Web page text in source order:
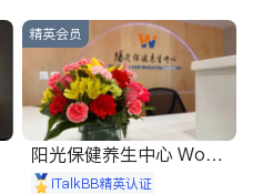
精英会员
阳光保健养生中心 World
shine
iTalkBB精英认证